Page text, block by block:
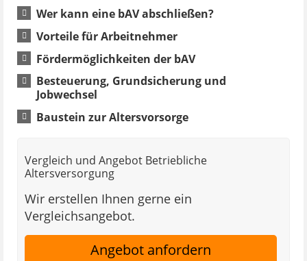
Wer kann eine bAV abschließen?
Vorteile für Arbeitnehmer
Fördermöglichkeiten der bAV
Besteuerung, Grundsicherung und
Jobwechsel
Baustein zur Altersvorsorge
Vergleich und Angebot Betriebliche
Altersversorgung
Wir erstellen Ihnen gerne ein
Vergleichsangebot.
Angebot anfordern